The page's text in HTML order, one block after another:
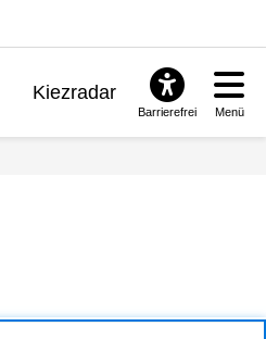
Kiezradar
Barrierefrei Menü